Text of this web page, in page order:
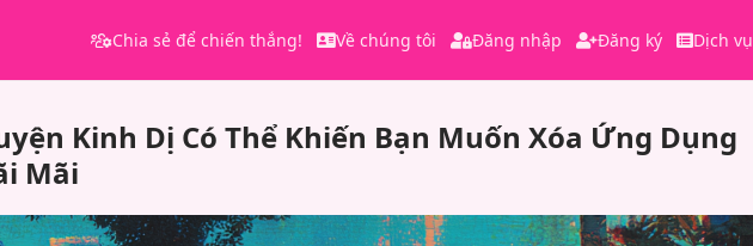
Chia sẻ để chiến thắng! Về chúng tôi Đăng nhập Đăng ký Dịch vụ
Kinh Dị Có Thể Khiến Bạn Muốn Xóa Ứng Dụng
Mãi